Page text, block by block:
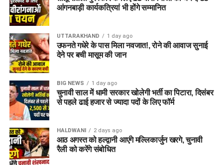
आंगनबाड़ी कार्यकत्रियां भी होंगे सम्मानित
UTTARAKHAND 1 day ago
उफनते गधेरे के पास मिला नवजात!, रोने की आवाज सुनाई
देने पर बची मासूम की जान
BIG NEWS 1 day ago
चुनावी साल में धामी सरकार खोलेगी भर्ती का पिटारा, दिसंबर
से पहले ढाई हजार से ज्यादा पदों के लिए फॉर्म
HALDWANI 2 days ago
आठ अगस्त को हल्द्वानी आएंगे मल्लिकार्जुन खरगे, चुनावी
रैली को करेंगे संबोधित